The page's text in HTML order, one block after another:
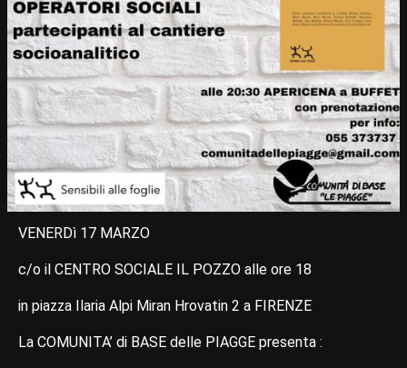
VENERDì 17 MARZO
c/o il CENTRO SOCIALE IL POZZO alle ore 18
in piazza Ilaria Alpi Miran Hrovatin 2 a FIRENZE
La COMUNITA’ di BASE delle PIAGGE presenta :